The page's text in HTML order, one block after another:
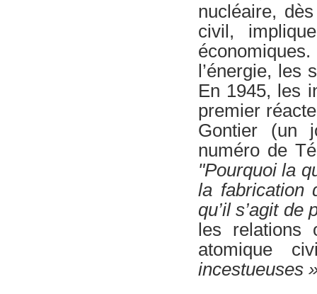
nucléaire,
civil,
l’énergie, les
En 1945, les
premier
Gontier (un
numéro de
"Pourquoi la
la fabrication
qu’il s’agit de
les relations
atomique
incestueuses